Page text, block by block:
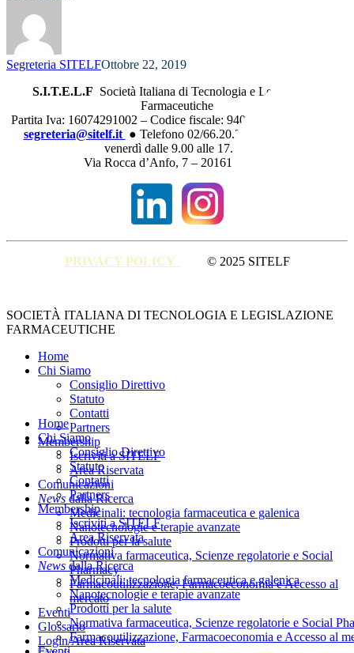
Menu
Home
Chi Siamo
Consiglio Direttivo
Statuto
Contatti
Partners
Membership
Iscriviti a SITELF
Area Riservata
Comunicazioni
News dalla Ricerca
Medicinali: tecnologia farmaceutica e galenica
Nanotecnologie e terapie avanzate
Prodotti per la salute
Normativa farmaceutica, Scienze regolatorie e Social
Farmacoutilizzazione, Farmacoeconomia e Accesso al
Segreteria SITELFOttobre 22, 2019
S.I.T.E.L.F Società Italiana di Tecnologia e Legislazione
Farmaceutiche
Partita Iva: 16074291002 – Codice fiscale: 94015090544 ● E-mail
segreteria@sitelf.it ● Telefono 02/66.20.33.90 (dal lunedì al
venerdì dalle 9.00 alle 17.30)
Via Rocca d’Anfo, 7 – 20161 Milano
PRIVACY POLICY © 2025 SITELF
Close
Menu
SOCIETÀ ITALIANA DI TECNOLOGIA E LEGISLAZIONE
FARMACEUTICHE
Home
Chi Siamo
Consiglio Direttivo
Statuto
Contatti
Partners
Membership
Iscriviti a SITELF
Area Riservata
Comunicazioni
News dalla Ricerca
Medicinali: tecnologia farmaceutica e galenica
Nanotecnologie e terapie avanzate
Prodotti per la salute
Normativa farmaceutica, Scienze regolatorie e Social
Pharmacy
Farmacoutilizzazione, Farmacoeconomia e Accesso al
mercato
Eventi
Glossario
Login/Area Riservata